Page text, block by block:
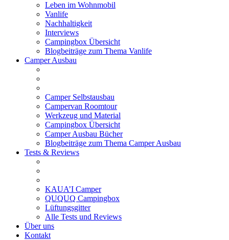
Leben im Wohnmobil
Vanlife
Nachhaltigkeit
Interviews
Campingbox Übersicht
Blogbeiträge zum Thema Vanlife
Camper Ausbau
Camper Selbstausbau
Campervan Roomtour
Werkzeug und Material
Campingbox Übersicht
Camper Ausbau Bücher
Blogbeiträge zum Thema Camper Ausbau
Tests & Reviews
KAUA’I Camper
QUQUQ Campingbox
Lüftungsgitter
Alle Tests und Reviews
Über uns
Kontakt